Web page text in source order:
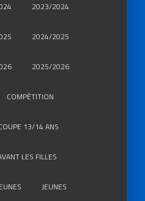
2023/2024
2024/2025
2025/2026
COMPÉTITION
13/14 ANS
LES FILLES
JEUNES